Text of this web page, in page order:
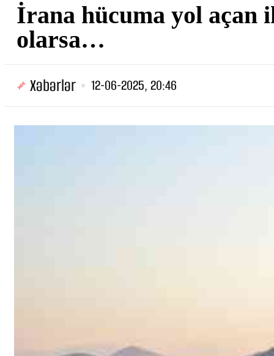
İrana hücuma yol açan
olarsa…
Xəbərlər 12-06-2025, 20:46